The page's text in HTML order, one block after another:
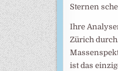
Sternen
Ihre
Zürich
ist das